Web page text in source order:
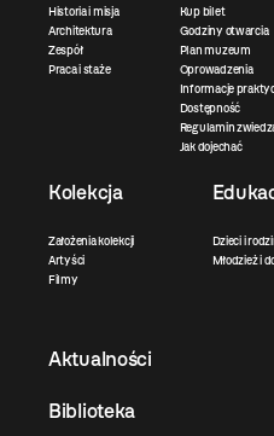
Historia i misja
Architektura
Zespół
Praca i staże
Kup bilet
Godziny otwarcia
Plan muzeum
Oprowadzenia
Informacje
Dostępność
Regulamin
Jak dojechać
Kolekcja
Założenia kolekcji
Artyści
Filmy
Dzieci i
Młodzież i
Aktualności
Biblioteka